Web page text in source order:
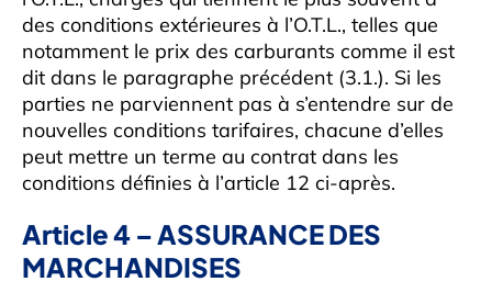
des conditions extérieures à l’O.T.L., telles que
notamment le prix des carburants comme il est
dit dans le paragraphe précédent (3.1.). Si les
parties ne parviennent pas à s’entendre sur de
nouvelles conditions tarifaires, chacune d’elles
peut mettre un terme au contrat dans les
conditions définies à l’article 12 ci-après.
Article 4 – ASSURANCE DES
MARCHANDISES